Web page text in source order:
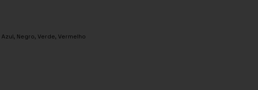
Azul, Negro, Verde, Vermelho